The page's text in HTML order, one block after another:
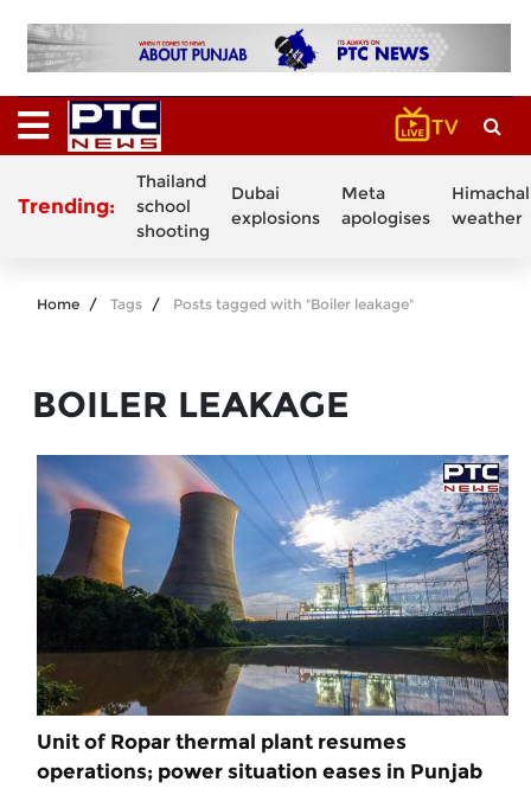
Trending:
Thailand
school
shooting
Dubai
explosions
Meta
apologises
Himachal
weather
Home Tags Posts tagged with "Boiler leakage"
BOILER LEAKAGE
Unit of Ropar thermal plant resumes
operations; power situation eases in Punjab